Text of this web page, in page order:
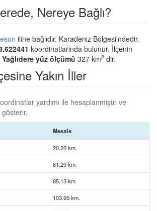
Nereye Bağlı?
iline bağlıdır. Karadeniz Bölgesi'ndedir.
koordinatlarında bulunur. İlçenin
Yağlıdere yüz ölçümü 327 km2 dir.
Yakın İller
yardımı ile hesaplanmıştır ve
gösterir.
Mesafe
20.20 km.
81.29 km.
85.13 km.
103.95 km.